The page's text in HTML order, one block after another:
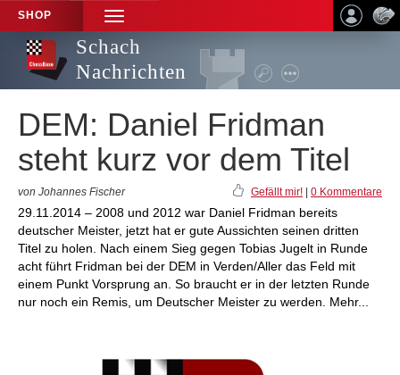
SHOP
TOGGLE
NAVIGATION
Schach
Nachrichten
DEM: Daniel Fridman
steht kurz vor dem Titel
von Johannes Fischer Gefällt mir! 0 Kommentare
29.11.2014 – 2008 und 2012 war Daniel Fridman bereits
deutscher Meister, jetzt hat er gute Aussichten seinen dritten
Titel zu holen. Nach einem Sieg gegen Tobias Jugelt in Runde
acht führt Fridman bei der DEM in Verden/Aller das Feld mit
einem Punkt Vorsprung an. So braucht er in der letzten Runde
nur noch ein Remis, um Deutscher Meister zu werden. Mehr...